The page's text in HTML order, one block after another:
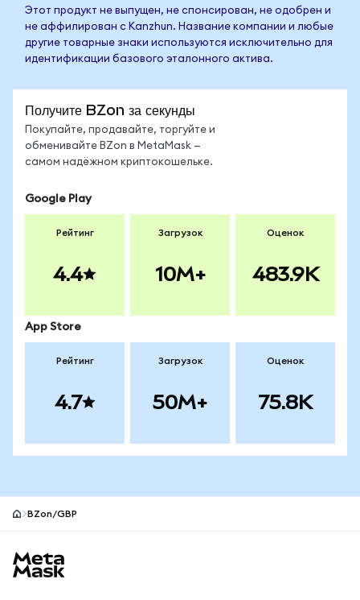
Этот продукт не выпущен, не спонсирован, не одобрен и
не аффилирован с Kanzhun. Название компании и любые
другие товарные знаки используются исключительно для
идентификации базового эталонного актива.
Получите BZon за секунды
Покупайте, продавайте, торгуйте и
обменивайте BZon в MetaMask —
самом надёжном криптокошельке.
Google Play
Рейтинг
4.4
Загрузок
10M+
Оценок
483.9K
App Store
Рейтинг
4.7
Загрузок
50M+
Оценок
75.8K
BZon/GBP